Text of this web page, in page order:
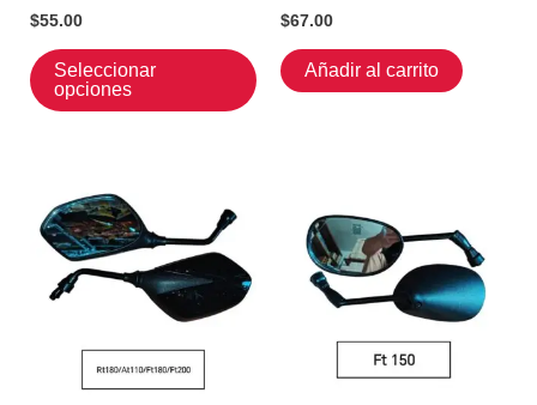
$55.00
Seleccionar
opciones
Este
producto
opciones
$67.00
Añadir al carrito